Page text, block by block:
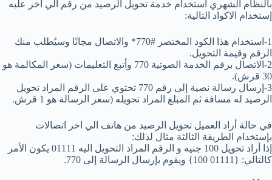
بالنظام الشهري استخدام خدمة تحويل الرصيد من رقم الي اخر عليه
إستخدام الاكواد التالية:
1-استخدام هذا الكود المختصر #770* والاتصال مجانًا وسيُطلب منك
الرقم وقيمة التحويل.
2-الاتصال برقم الخدمة الصوتية 770 وأتبع التعليمات (سعر المكالمة هو
30 قرش).
3-إرسال رسالة نصية إلى رقم 770 تحتوي على الرقم المراد تحويل
الرصيد له مسافة ثم المبلغ المراد تحويله (سعر الرسالة هو 1 قرش.
في حالة أراد العميل تحويل الرصيد من هاتف الي اخر اتصالات
بإستخدام الطريقة الثالثة مثال لذلك:
إذا أراد تحويل 100 جنيه و الرقم المراد التحويل اليه 01111 يكون الأمر
كالتالي: {01111 100} ويقوم بإرسال الرسالة إلى 770.